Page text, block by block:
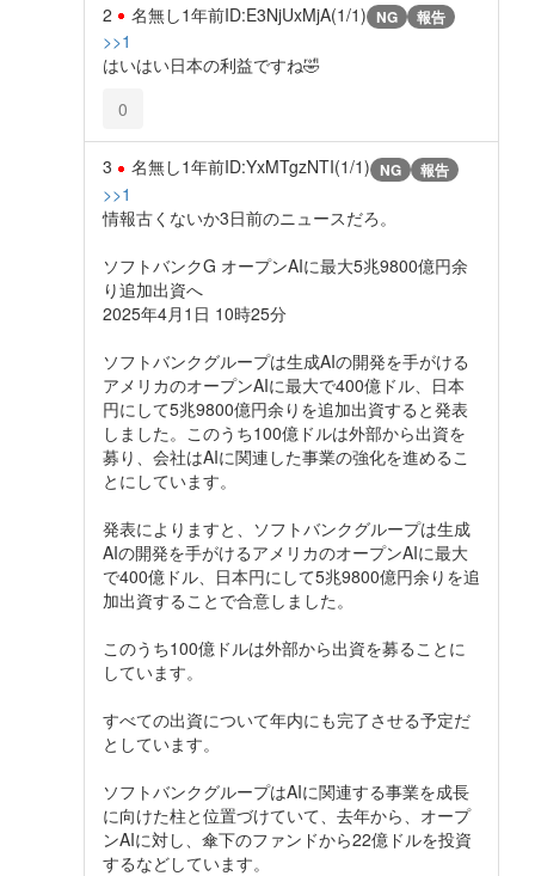
2 名無し1年前ID:E3NjUxMjA(1/1) NG 報告
>>1
はいはい日本の利益ですね🤣
0
3 名無し1年前ID:YxMTgzNTI(1/1) NG 報告
>>1
情報古くないか3日前のニュースだろ。
ソフトバンクG オープンAIに最大5兆9800億円余
り追加出資へ
2025年4月1日 10時25分
ソフトバンクグループは生成AIの開発を手がける
アメリカのオープンAIに最大で400億ドル、日本
円にして5兆9800億円余りを追加出資すると発表
しました。このうち100億ドルは外部から出資を
募り、会社はAIに関連した事業の強化を進めるこ
とにしています。
発表によりますと、ソフトバンクグループは生成
AIの開発を手がけるアメリカのオープンAIに最大
で400億ドル、日本円にして5兆9800億円余りを追
加出資することで合意しました。
このうち100億ドルは外部から出資を募ることに
しています。
すべての出資について年内にも完了させる予定だ
としています。
ソフトバンクグループはAIに関連する事業を成長
に向けた柱と位置づけていて、去年から、オープ
ンAIに対し、傘下のファンドから22億ドルを投資
するなどしています。